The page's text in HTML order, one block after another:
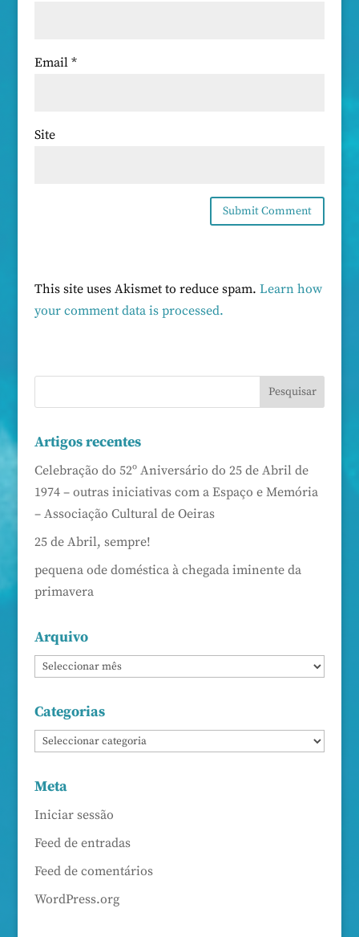
Email *
Site
This site uses Akismet to reduce spam. Learn how
your comment data is processed.
Artigos recentes
Celebração do 52º Aniversário do 25 de Abril de
1974 – outras iniciativas com a Espaço e Memória
– Associação Cultural de Oeiras
25 de Abril, sempre!
pequena ode doméstica à chegada iminente da
primavera
Arquivo
Categorias
Meta
Iniciar sessão
Feed de entradas
Feed de comentários
WordPress.org